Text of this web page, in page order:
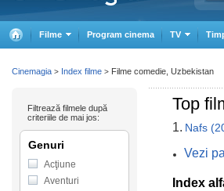
Filme Program cinema TV
Top
1. Nafs
Vezi
Index
Filtrează filmele după
criteriile de mai jos:
Genuri
Acţiune
Aventuri
Cinemagia > Index filme > Filme comedie, Uzbekistan